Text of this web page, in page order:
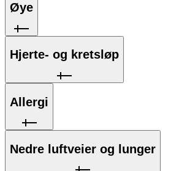
Øye
Hjerte- og kretsløp
Allergi
Nedre luftveier og lunger